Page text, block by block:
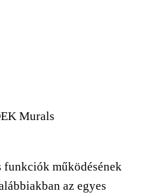
Murals
funkciók működésének
az egyes